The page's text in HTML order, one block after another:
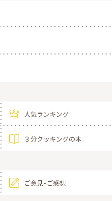
人気ランキング
３分クッキングの本
ご意見・ご感想